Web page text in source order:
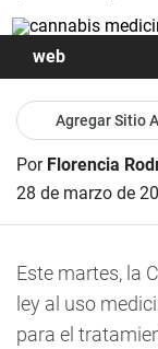
web
Agregar Sitio
Por Florencia
28 de marzo de
Este martes, la
ley al uso
para el